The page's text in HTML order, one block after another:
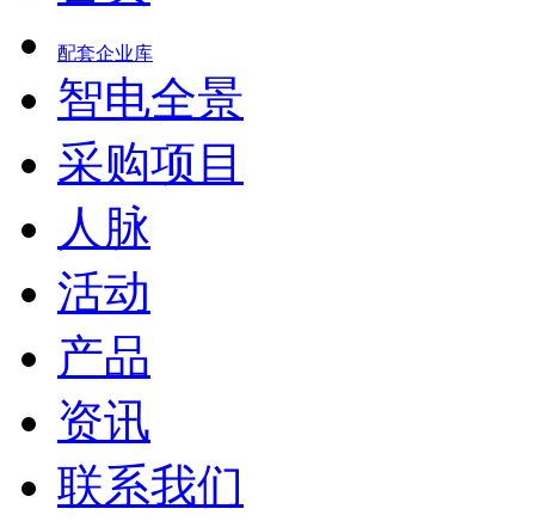
配套企业库
智电全景
采购项目
人脉
活动
产品
资讯
联系我们